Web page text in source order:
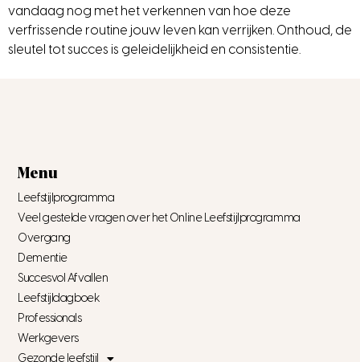
vandaag nog met het verkennen van hoe deze
verfrissende routine jouw leven kan verrijken. Onthoud, de
sleutel tot succes is geleidelijkheid en consistentie.
Menu
Leefstijlprogramma
Veel gestelde vragen over het Online Leefstijlprogramma
Overgang
Dementie
Succesvol Afvallen
Leefstijldagboek
Professionals
Werkgevers
Gezonde leefstijl